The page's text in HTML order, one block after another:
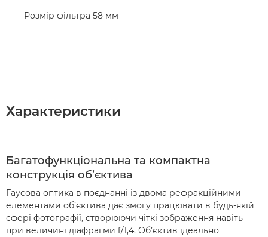
Розмір фільтра 58 мм
Характеристики
Багатофункціональна та компактна
конструкція об’єктива
Гаусова оптика в поєднанні із двома рефракційними
елементами об’єктива дає змогу працювати в будь-якій
сфері фотографії, створюючи чіткі зображення навіть
при величині діафрагми f/1,4. Об’єктив ідеально